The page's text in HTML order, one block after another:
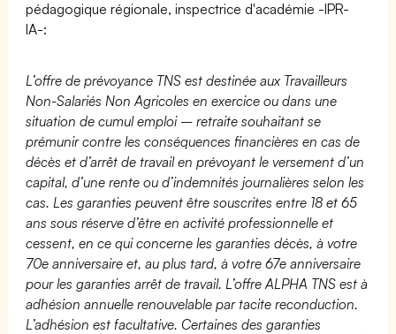
pédagogique régionale, inspectrice d'académie -IPR-
IA-:
L’offre de prévoyance TNS est destinée aux Travailleurs
Non-Salariés Non Agricoles en exercice ou dans une
situation de cumul emploi – retraite souhaitant se
prémunir contre les conséquences financières en cas de
décès et d’arrêt de travail en prévoyant le versement d’un
capital, d’une rente ou d’indemnités journalières selon les
cas. Les garanties peuvent être souscrites entre 18 et 65
ans sous réserve d’être en activité professionnelle et
cessent, en ce qui concerne les garanties décès, à votre
70e anniversaire et, au plus tard, à votre 67e anniversaire
pour les garanties arrêt de travail. L’offre ALPHA TNS est à
adhésion annuelle renouvelable par tacite reconduction.
L’adhésion est facultative. Certaines des garanties